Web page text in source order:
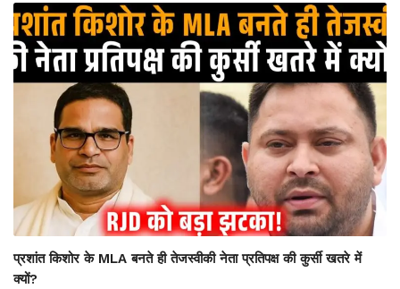
प्रशांत किशोर के MLA बनते ही तेजस्वीकी नेता प्रतिपक्ष की कुर्सी खतरे में
क्यों?